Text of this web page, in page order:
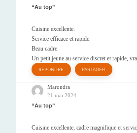
Au top
Cuisine excellente.
Service efficace et rapide.
Beau cadre.
Un petit jeune au service discret et rapide,
RÉPONDRE PARTAGER
Marondra
21 mai 2024
Au top
Cuisine excellente, cadre magnifique et